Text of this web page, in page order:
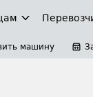
машину